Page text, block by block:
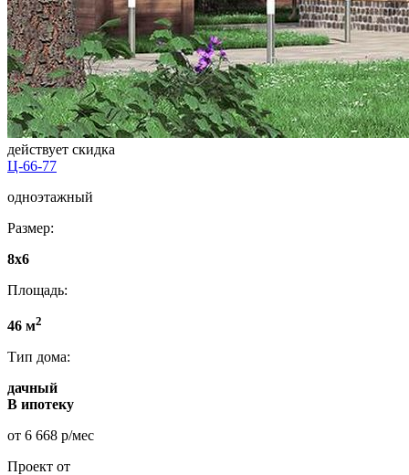
действует скидка
Ц-66-77
одноэтажный
Размер:
8x6
Площадь:
46 м2
Тип дома:
дачный
В ипотеку
от 6 668 р/мес
Проект от